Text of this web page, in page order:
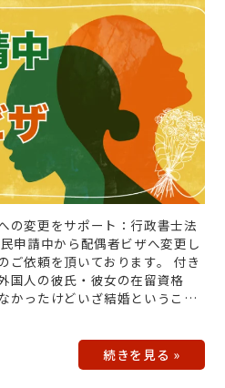
の変更をサポート：行政書士法
申請中から配偶者ビザへ変更し
ご依頼を頂いております。 付き
国人の彼氏・彼女の在留資格
かったけどいざ結婚ということ